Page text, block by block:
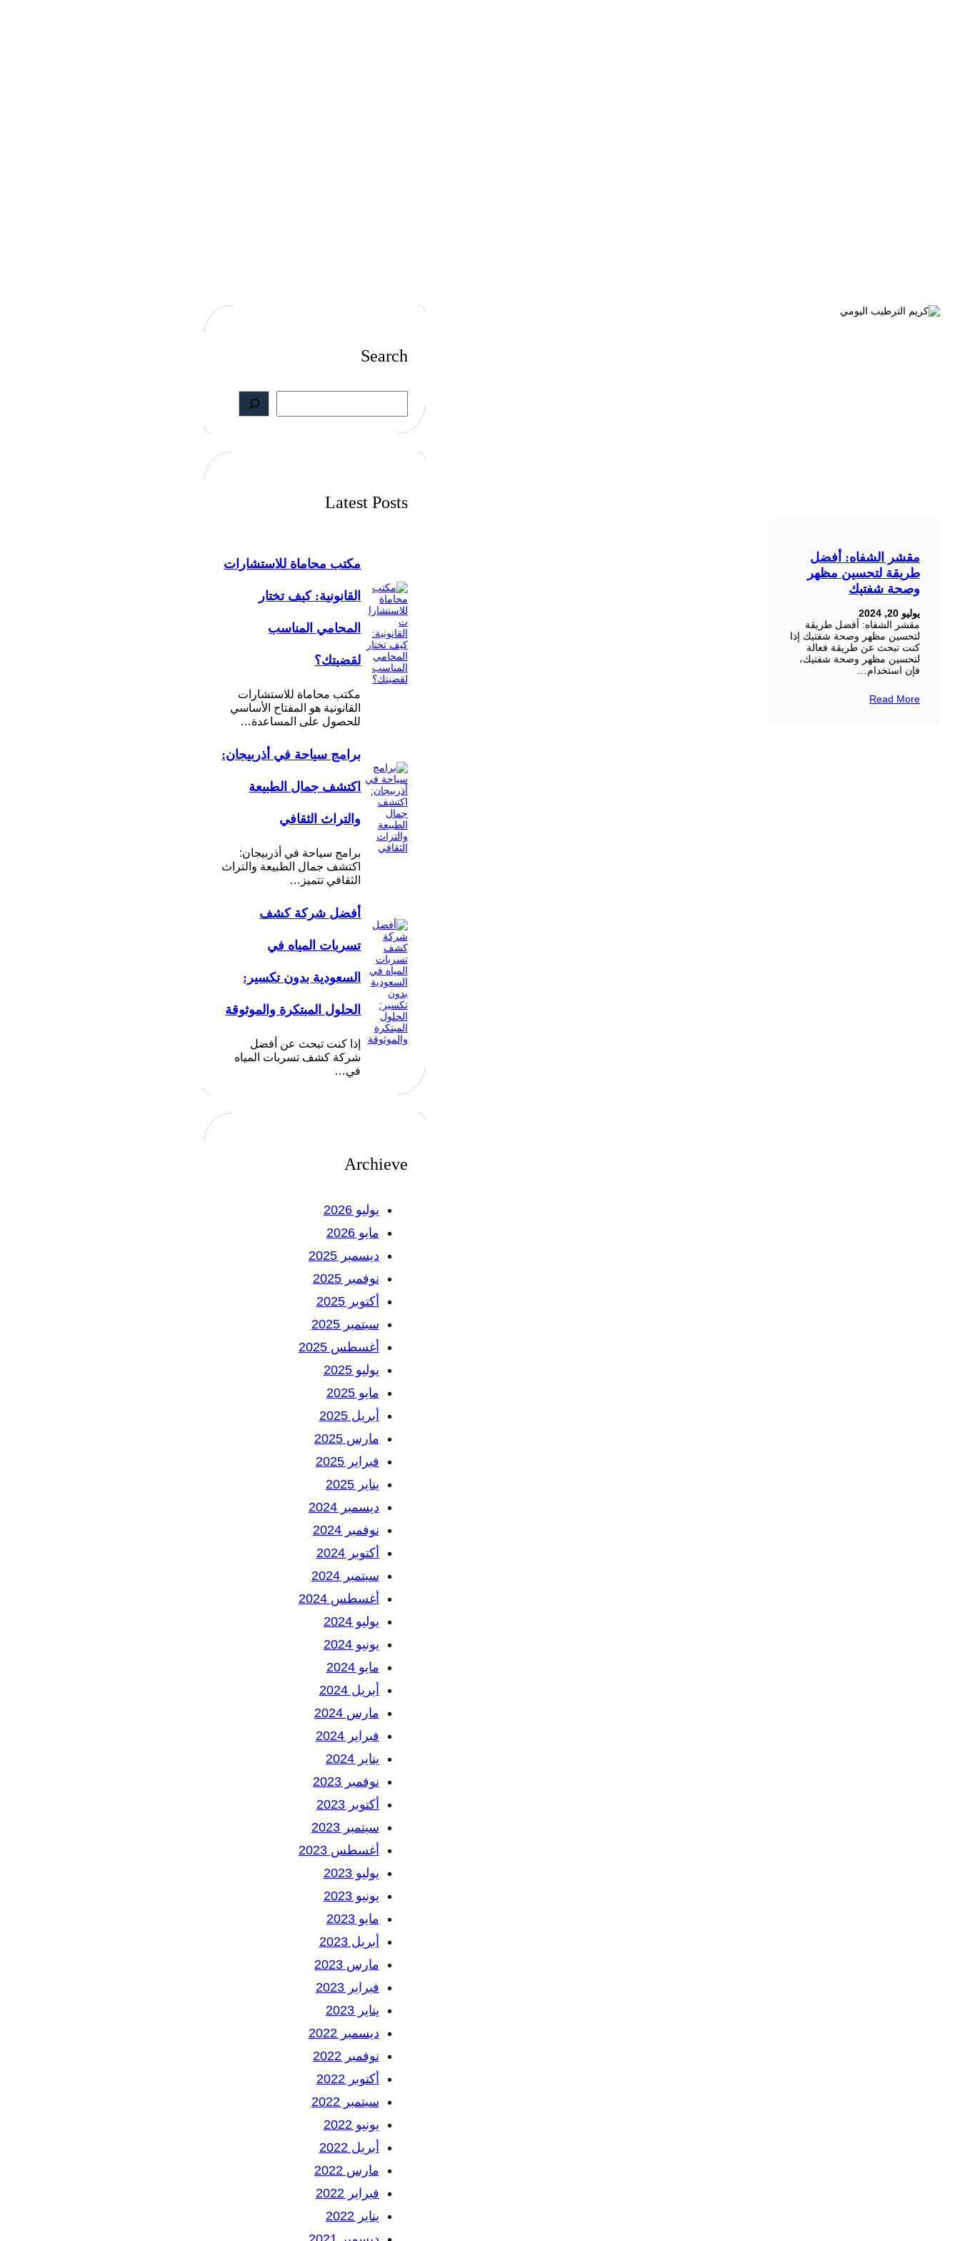
مقشر الشفاه: أفضل
طريقة لتحسين مظهر
وصحة شفتيك
يوليو 20, 2024
مقشر الشفاه: أفضل طريقة
لتحسين مظهر وصحة شفتيك إذا
كنت تبحث عن طريقة فعالة
لتحسين مظهر وصحة شفتيك،
فإن استخدام…
Read More
Search
a
r
Latest Posts
مكتب محاماة للاستشارات
القانونية: كيف تختار
المحامي المناسب
لقضيتك؟
مكتب محاماة للاستشارات
القانونية هو المفتاح الأساسي
للحصول على المساعدة…
برامج سياحة في أذربيجان:
اكتشف جمال الطبيعة
والتراث الثقافي
برامج سياحة في أذربيجان:
اكتشف جمال الطبيعة والتراث
الثقافي تتميز…
أفضل شركة كشف
تسربات المياه في
السعودية بدون تكسير:
الحلول المبتكرة والموثوقة
إذا كنت تبحث عن أفضل
شركة كشف تسربات المياه
في…
Archieve
يوليو 2026
مايو 2026
ديسمبر 2025
نوفمبر 2025
أكتوبر 2025
سبتمبر 2025
أغسطس 2025
يوليو 2025
مايو 2025
أبريل 2025
مارس 2025
فبراير 2025
يناير 2025
ديسمبر 2024
نوفمبر 2024
أكتوبر 2024
سبتمبر 2024
أغسطس 2024
يوليو 2024
يونيو 2024
مايو 2024
أبريل 2024
مارس 2024
فبراير 2024
يناير 2024
نوفمبر 2023
أكتوبر 2023
سبتمبر 2023
أغسطس 2023
يوليو 2023
يونيو 2023
مايو 2023
أبريل 2023
مارس 2023
فبراير 2023
يناير 2023
ديسمبر 2022
نوفمبر 2022
أكتوبر 2022
سبتمبر 2022
يونيو 2022
أبريل 2022
مارس 2022
فبراير 2022
يناير 2022